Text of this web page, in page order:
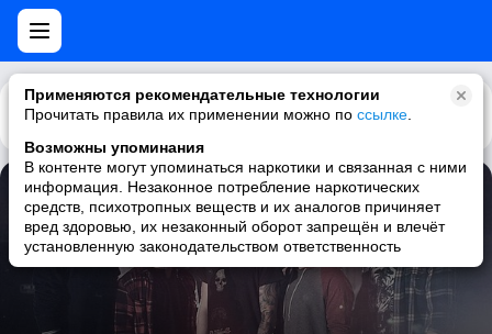
Применяются рекомендательные технологии
Прочитать правила их применении можно по ссылке
Возможны упоминания
В контенте могут упоминаться наркотики и связанная с ними
информация. Незаконное потребление наркотических
средств, психотропных веществ и их аналогов причиняет
вред здоровью, их незаконный оборот запрещён и влечёт
установленную законодательством ответственность
Каталог Рекомендации
Real Ghost (BREAKDOWN SHOW)
One Year Later